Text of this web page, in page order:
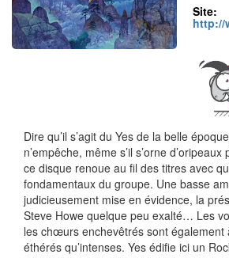
Site:
http://
Dire qu’il s’agit du Yes de la belle
n’empêche, même s’il s’orne
ce disque renoue au fil des titres avec
fondamentaux du groupe. Une basse
judicieusement mise en évidence, la
Steve Howe quelque peu exalté… Les
les chœurs enchevêtrés sont également
éthérés qu’intenses. Yes édifie ici un